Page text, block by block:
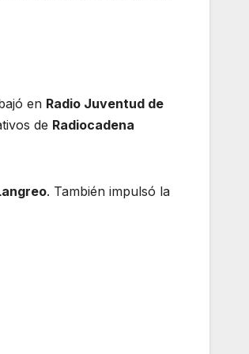
en Radio Juventud de
de Radiocadena
. También impulsó la